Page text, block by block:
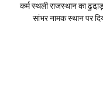
कर्म स्थली राजस्थान का
सांभर नामक स्थान पर